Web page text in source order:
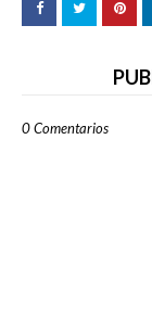
0 Comentarios